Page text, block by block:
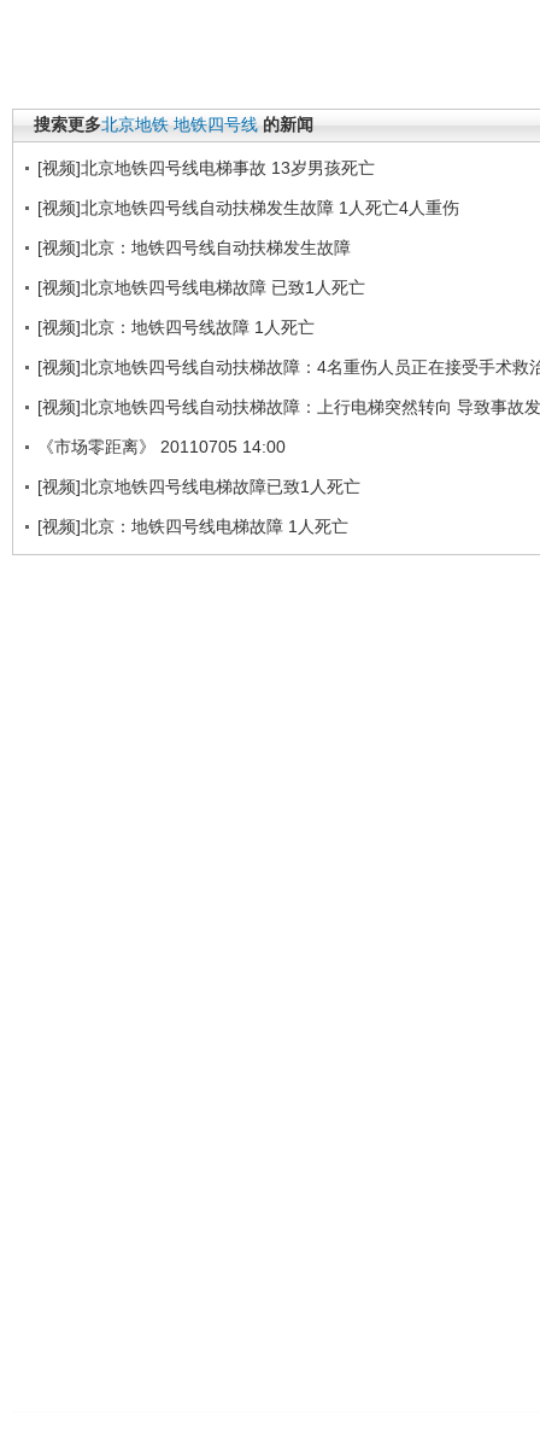
搜索更多北京地铁 地铁四号线 的新闻
[视频]北京地铁四号线电梯事故 13岁男孩死亡
[视频]北京地铁四号线自动扶梯发生故障 1人死亡4人重伤
[视频]北京：地铁四号线自动扶梯发生故障
[视频]北京地铁四号线电梯故障 已致1人死亡
[视频]北京：地铁四号线故障 1人死亡
[视频]北京地铁四号线自动扶梯故障：4名重伤人员正在接受手术救
[视频]北京地铁四号线自动扶梯故障：上行电梯突然转向 导致事故
《市场零距离》 20110705 14:00
[视频]北京地铁四号线电梯故障已致1人死亡
[视频]北京：地铁四号线电梯故障 1人死亡